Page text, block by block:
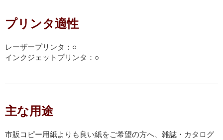
プリンタ適性
レーザープリンタ：○
インクジェットプリンタ：○
主な用途
市販コピー用紙よりも良い紙をご希望の方へ、雑誌・カタログ